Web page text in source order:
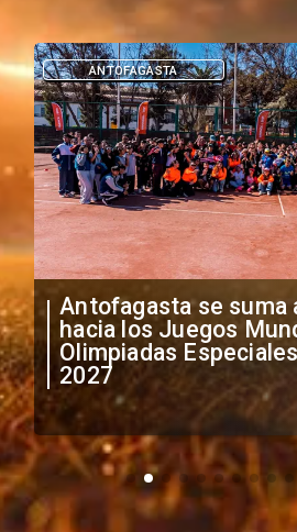
"Falta de
anuncia medidas por
irregular de
extranjeros
DEPORTES